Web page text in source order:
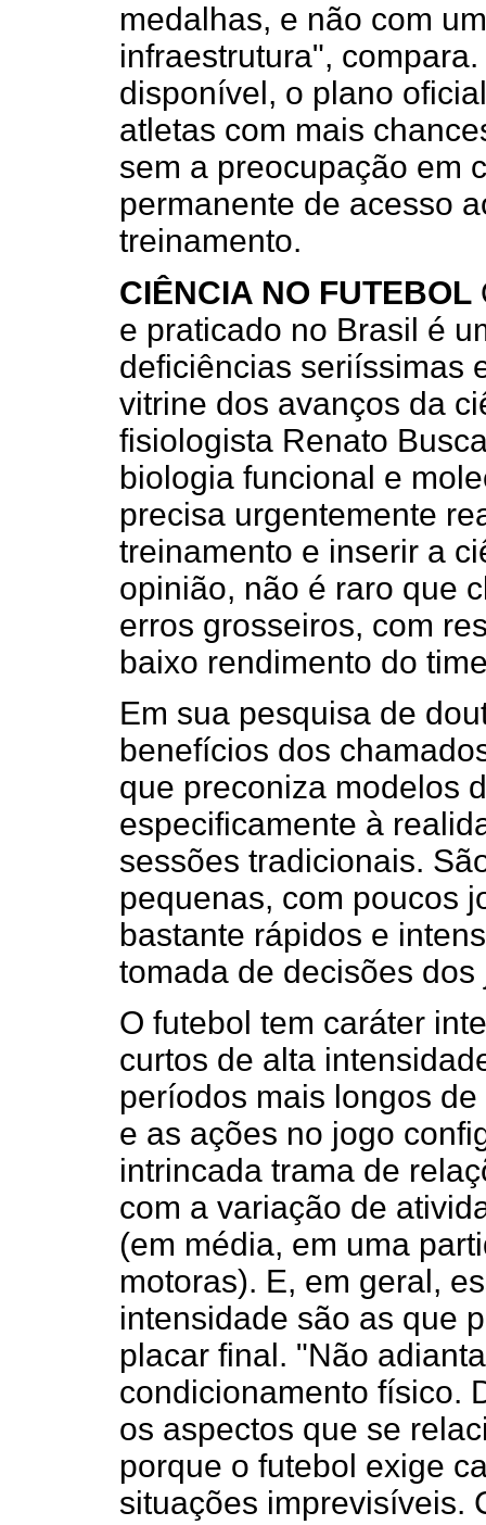
medalhas, e não com
infraestrutura",
disponível, o plano
atletas com mais
sem a preocupação em
permanente de acesso
treinamento.
CIÊNCIA NO FUTEBOL
e praticado no Brasil é
deficiências seriíssimas
vitrine dos avanços da
fisiologista Renato
biologia funcional e
precisa urgentemente
treinamento e inserir a
opinião, não é raro que
erros grosseiros, com
baixo rendimento do
Em sua pesquisa de
benefícios dos
que preconiza modelos
especificamente à
sessões tradicionais.
pequenas, com poucos
bastante rápidos e
tomada de decisões dos
O futebol tem caráter
curtos de alta
períodos mais longos
e as ações no jogo
intrincada trama de
com a variação de
(em média, em uma
motoras). E, em geral,
intensidade são as que
placar final. "Não
condicionamento físico.
os aspectos que se
porque o futebol exige
situações imprevisíveis.